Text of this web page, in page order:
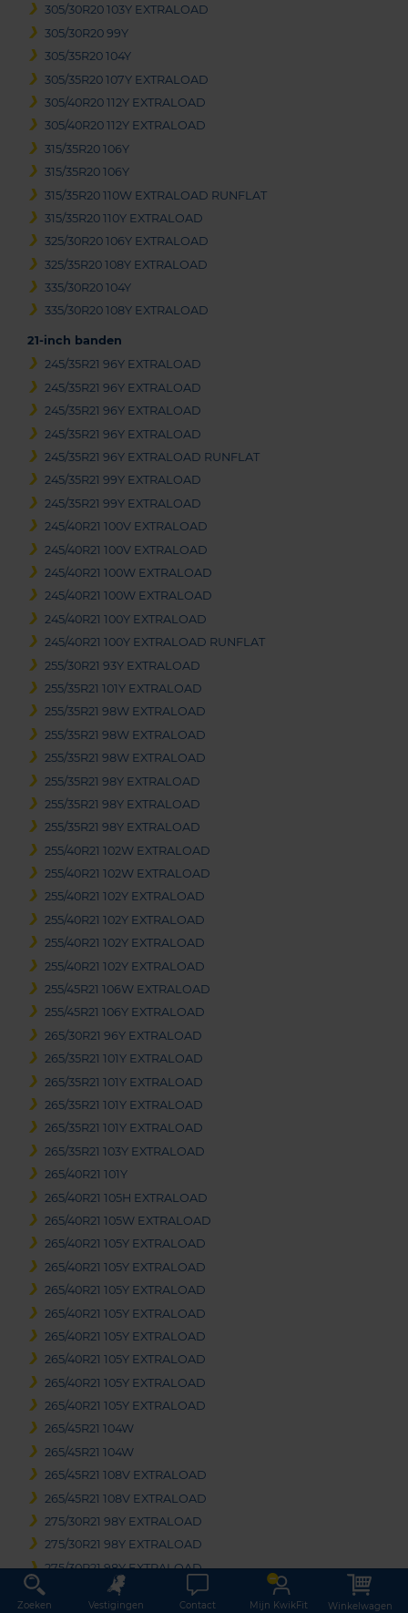
305/30R20 103Y EXTRALOAD
305/30R20 99Y
305/35R20 104Y
305/35R20 107Y EXTRALOAD
305/40R20 112Y EXTRALOAD
305/40R20 112Y EXTRALOAD
315/35R20 106Y
315/35R20 106Y
315/35R20 110W EXTRALOAD RUNFLAT
315/35R20 110Y EXTRALOAD
325/30R20 106Y EXTRALOAD
325/35R20 108Y EXTRALOAD
335/30R20 104Y
335/30R20 108Y EXTRALOAD
21-inch banden
245/35R21 96Y EXTRALOAD
245/35R21 96Y EXTRALOAD
245/35R21 96Y EXTRALOAD
245/35R21 96Y EXTRALOAD
245/35R21 96Y EXTRALOAD RUNFLAT
245/35R21 99Y EXTRALOAD
245/35R21 99Y EXTRALOAD
245/40R21 100V EXTRALOAD
245/40R21 100V EXTRALOAD
245/40R21 100W EXTRALOAD
245/40R21 100W EXTRALOAD
245/40R21 100Y EXTRALOAD
245/40R21 100Y EXTRALOAD RUNFLAT
255/30R21 93Y EXTRALOAD
255/35R21 101Y EXTRALOAD
255/35R21 98W EXTRALOAD
255/35R21 98W EXTRALOAD
255/35R21 98W EXTRALOAD
255/35R21 98Y EXTRALOAD
255/35R21 98Y EXTRALOAD
255/35R21 98Y EXTRALOAD
255/40R21 102W EXTRALOAD
255/40R21 102W EXTRALOAD
255/40R21 102Y EXTRALOAD
255/40R21 102Y EXTRALOAD
255/40R21 102Y EXTRALOAD
255/40R21 102Y EXTRALOAD
255/45R21 106W EXTRALOAD
255/45R21 106Y EXTRALOAD
265/30R21 96Y EXTRALOAD
265/35R21 101Y EXTRALOAD
265/35R21 101Y EXTRALOAD
265/35R21 101Y EXTRALOAD
265/35R21 101Y EXTRALOAD
265/35R21 103Y EXTRALOAD
265/40R21 101Y
265/40R21 105H EXTRALOAD
265/40R21 105W EXTRALOAD
265/40R21 105Y EXTRALOAD
265/40R21 105Y EXTRALOAD
265/40R21 105Y EXTRALOAD
265/40R21 105Y EXTRALOAD
265/40R21 105Y EXTRALOAD
265/40R21 105Y EXTRALOAD
265/40R21 105Y EXTRALOAD
265/40R21 105Y EXTRALOAD
265/45R21 104W
265/45R21 104W
265/45R21 108V EXTRALOAD
265/45R21 108V EXTRALOAD
275/30R21 98Y EXTRALOAD
275/30R21 98Y EXTRALOAD
275/30R21 98Y EXTRALOAD
275/30R21 98Y EXTRALOAD RUNFLAT
Zoeken Vestigingen Contact Mijn KwikFit Winkelwagen